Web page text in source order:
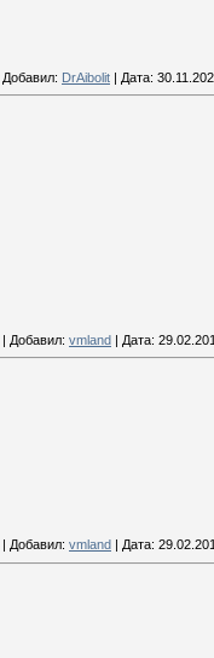
Добавил: DrAibolit | Дата:
| Добавил: vmland | Дата:
Добавил: vmland Дата: